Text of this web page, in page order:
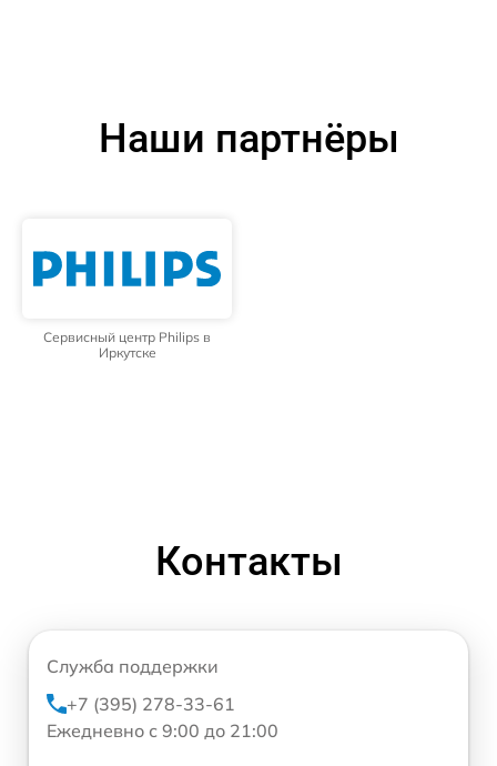
Наши партнёры
Сервисный центр Philips в
Иркутске
Контакты
Служба поддержки
+7 (395) 278-33-61
Ежедневно с 9:00 до 21:00